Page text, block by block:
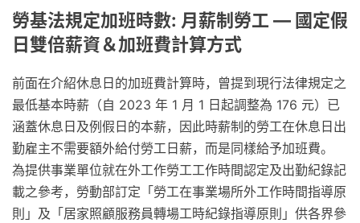
勞基法規定加班時數: 月薪制勞工 — 國定假
日雙倍薪資＆加班費計算方式
前面在介紹休息日的加班費計算時，曾提到現行法律規定之
最低基本時薪（自 2023 年 1 月 1 日起調整為 176 元）已
涵蓋休息日及例假日的本薪，因此時薪制的勞工在休息日出
勤雇主不需要額外給付勞工日薪，而是同樣給予加班費。
為提供事業單位就在外工作勞工工作時間認定及出勤紀錄記
載之參考，勞動部訂定「勞工在事業場所外工作時間指導原
則」及「居家照顧服務員轉場工時紀錄指導原則」供各界參